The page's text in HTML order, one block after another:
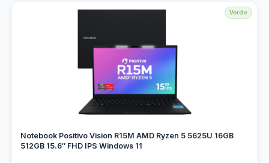
Verde
Notebook Positivo Vision R15M AMD Ryzen 5 5625U 16GB
512GB 15.6″ FHD IPS Windows 11